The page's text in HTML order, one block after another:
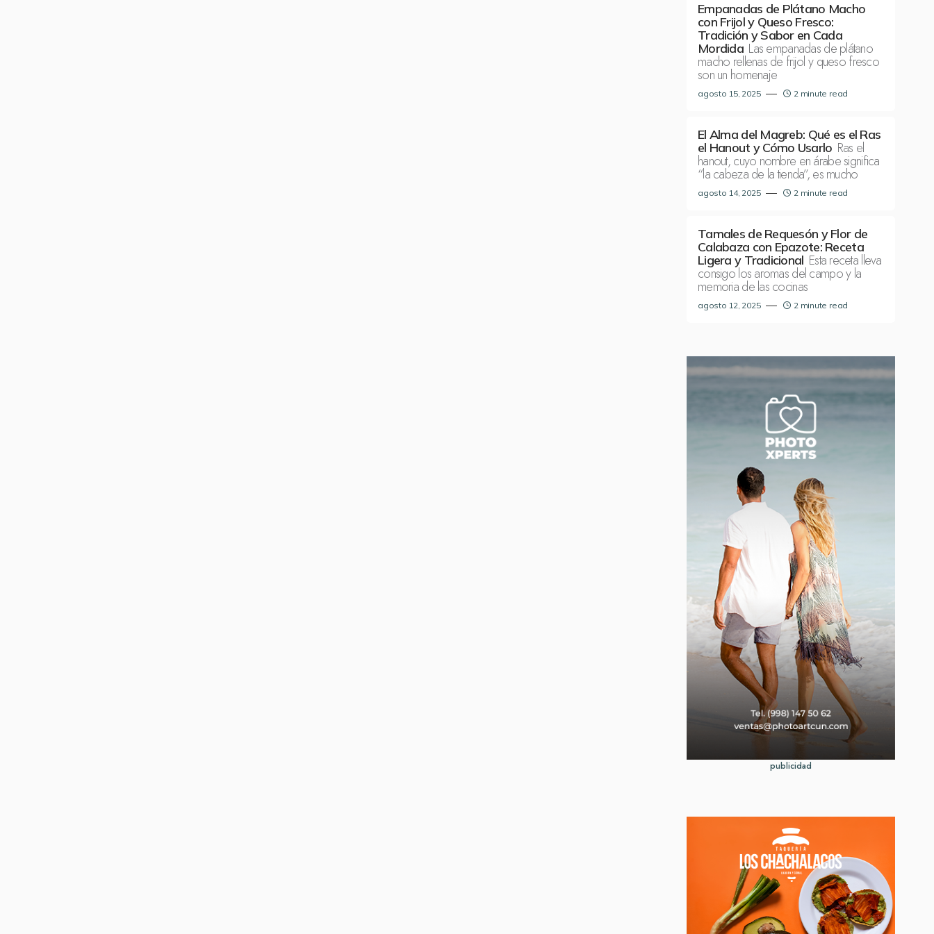
Empanadas de Plátano Macho
con Frijol y Queso Fresco:
Tradición y Sabor en Cada
Mordida Las empanadas de plátano
macho rellenas de frijol y queso fresco
son un homenaje
agosto 15, 2025 2 minute read
El Alma del Magreb: Qué es el Ras
el Hanout y Cómo Usarlo Ras el
hanout, cuyo nombre en árabe significa
“la cabeza de la tienda”, es mucho
agosto 14, 2025 2 minute read
Tamales de Requesón y Flor de
Calabaza con Epazote: Receta
Ligera y Tradicional Esta receta lleva
consigo los aromas del campo y la
memoria de las cocinas
agosto 12, 2025 2 minute read
publicidad